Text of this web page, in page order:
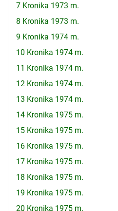
7 Kronika 1973 m.
8 Kronika 1973 m.
9 Kronika 1974 m.
10 Kronika 1974 m.
11 Kronika 1974 m.
12 Kronika 1974 m.
13 Kronika 1974 m.
14 Kronika 1975 m.
15 Kronika 1975 m.
16 Kronika 1975 m.
17 Kronika 1975 m.
18 Kronika 1975 m.
19 Kronika 1975 m.
20 Kronika 1975 m.